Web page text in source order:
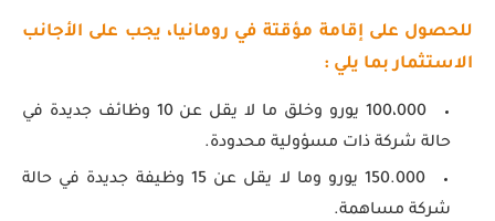
للحصول على إقامة مؤقتة في رومانيا، يجب على الأجانب
الاستثمار بما يلي :
100،000 يورو وخلق ما لا يقل عن 10 وظائف جديدة في
حالة شركة ذات مسؤولية محدودة.
150.000 يورو وما لا يقل عن 15 وظيفة جديدة في حالة
شركة مساهمة.